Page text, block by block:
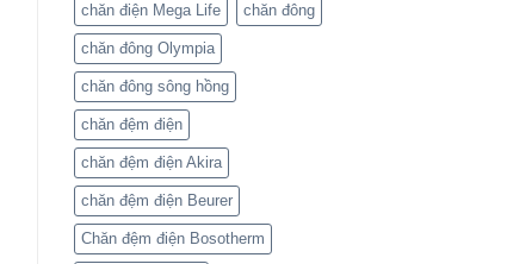
chăn điện Mega Life chăn đông
chăn đông Olympia
chăn đông sông hồng
chăn đệm điện
chăn đệm điện Akira
chăn đệm điện Beurer
Chăn đệm điện Bosotherm